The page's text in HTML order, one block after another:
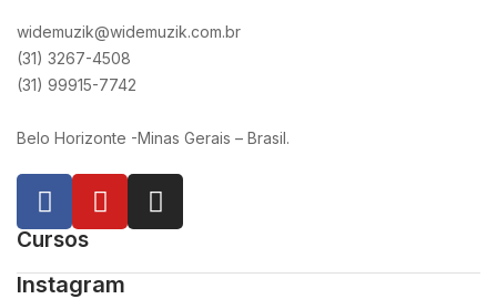
widemuzik@widemuzik.com.br
(31) 3267-4508
(31) 99915-7742
Belo Horizonte -Minas Gerais – Brasil.
Cursos
Instagram